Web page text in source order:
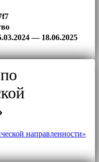
— 18.06.2025
направленности»